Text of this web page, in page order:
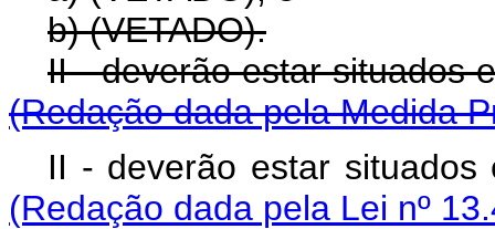
b) (VETADO).
II - deverão estar
(Redação dada pela Medida
II - deverão estar
(Redação dada pela Lei nº